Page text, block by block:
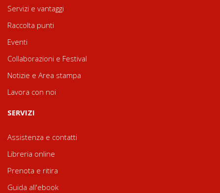
Servizi e vantaggi
Raccolta punti
Eventi
Collaborazioni e Festival
Notizie e Area stampa
Lavora con noi
SERVIZI
Assistenza e contatti
Libreria online
Prenota e ritira
Guida all'ebook